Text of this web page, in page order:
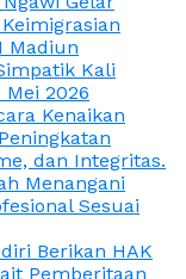
Madiun
Kali
2026
Kenaikan
dan Integritas.
Menangani
Sesuai
Berikan HAK
Pemberitaan